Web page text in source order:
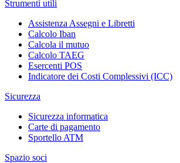
Strumenti utili
Assistenza Assegni e Libretti
Calcolo Iban
Calcola il mutuo
Calcolo TAEG
Esercenti POS
Indicatore dei Costi Complessivi (ICC)
Sicurezza
Sicurezza informatica
Carte di pagamento
Sportello ATM
Spazio soci